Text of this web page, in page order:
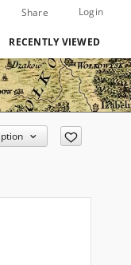
Share Login
RECENTLY VIEWED